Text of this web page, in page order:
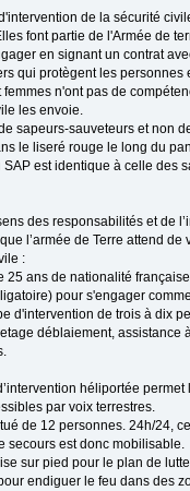
de la sécurité
font partie de l'Armée de
en signant un contrat
qui protègent les
femmes n'ont pas de
les envoie.
sapeurs-sauveteurs et non
le liseré rouge le long du
SAP est identique à celle des
des responsabilités et de
l’armée de Terre attend
:
25 ans de nationalité
pour s'engager
d'intervention de trois à dix
déblaiement,
héliportée
par voix terrestres.
de 12 personnes. 24h/24,
secours est donc mobilisable.
sur pied pour le plan de
endiguer le feu dans des